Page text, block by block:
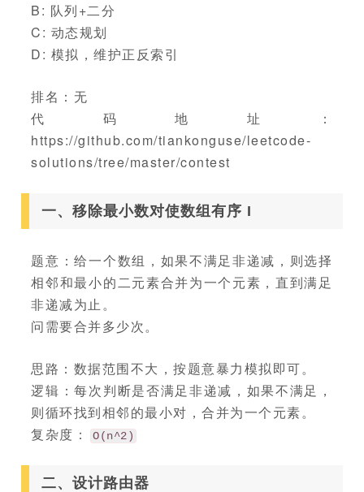
B: 队列+二分
C: 动态规划
D: 模拟，维护正反索引
排名：无
代码地址：
https://github.com/tiankonguse/leetcode-
solutions/tree/master/contest
一、移除最小数对使数组有序 I
题意：给一个数组，如果不满足非递减，则选择
相邻和最小的二元素合并为一个元素，直到满足
非递减为止。
问需要合并多少次。
思路：数据范围不大，按题意暴力模拟即可。
逻辑：每次判断是否满足非递减，如果不满足，
则循环找到相邻的最小对，合并为一个元素。
复杂度：
O(n^2)
二、设计路由器